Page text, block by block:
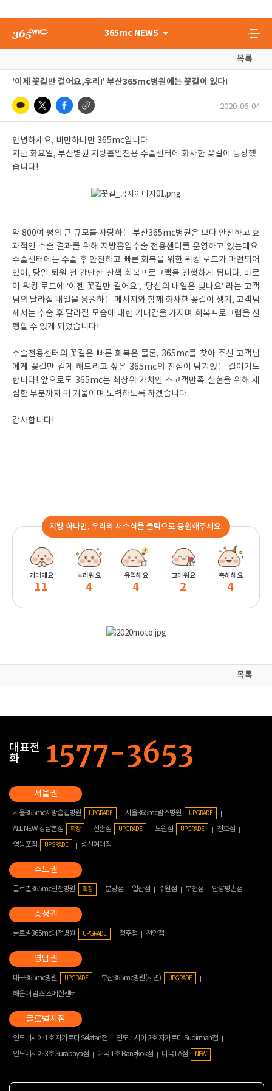
365mc NEWS
목록
'이제 꽃길만 걸어요,우리!' 부산365mc병원에는 꽃길이 있다!
2020-06-04
안녕하세요, 비만하나만 365mc입니다.
지난 화요일, 부산병원 지방흡입전용 수술센터에 화사한 꽃길이 등장했
습니다!
약 800여 평의 큰 규모를 자랑하는 부산365mc병원은 보다 안전하고 효
과적인 수술 결과를 위해 지방흡입수술 전용센터를 운영하고 있는데요.
수술센터에는 수술 후 안전하고 빠른 회복을 위한 워킹 로드가 마련되어
있어, 당일 퇴원 전 간단한 산책 회복프로그램을 진행하게 됩니다. 바로
이 워킹 로드에 ‘이젠 꽃길만 걸어요’, ‘당신의 내일은 빛나요’ 라는 고객
님의 달라질 내일을 응원하는 메시지와 함께 화사한 꽃길이 생겨, 고객님
께서는 수술 후 달라질 모습에 대한 기대감을 가지며 회복프로그램을 진
행할 수 있게 되었습니다!
수술전용센터의 꽃길은 빠른 회복은 물론, 365mc를 찾아 주신 고객님
에게 꽃길만 걷게 해드리고 싶은 365mc의 진심이 담겨있는 길이기도
합니다! 앞으로도 365mc는 최상위 가치인 초고객만족 실현을 위해 세
심한 부분까지 귀 기울이며 노력하도록 하겠습니다.
감사합니다!
지방 하나만, 우리의 새소식을 클릭으로 응원해주세요.
기대돼요
11
놀라워요
4
유익해요
4
고마워요
2
축하해요
4
목록
대표전
화
서울365mc지방흡입병원 UPGRADE 서울365mc람스병원 UPGRADE
ALL NEW 강남본점 확장 신촌점 UPGRADE 노원점 UPGRADE
천호점
영등포점
UPGRADE 성신여대점
글로벌365mc인천병원 확장 분당점 일산점 수원점 부천점 안양평촌점
글로벌365mc대전병원 UPGRADE 청주점 천안점
대구365mc병원 UPGRADE 부산365mc병원(서면) UPGRADE
해운대 람스 스페셜센터
인도네시아 1호 자카르타 Selatan점
인도네시아 2호 자카르타 Sudirman점
인도네시아 3호 Surabaya점
태국 1호 Bangkok점 미국 LA점 NEW